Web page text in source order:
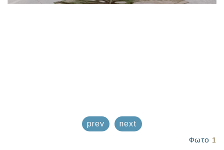
prev
next
Φωτο 1